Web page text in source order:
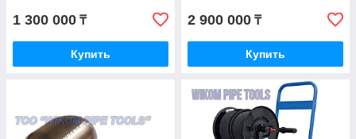
1 300 000 ₸
Купить
2 900 000 ₸
Купить